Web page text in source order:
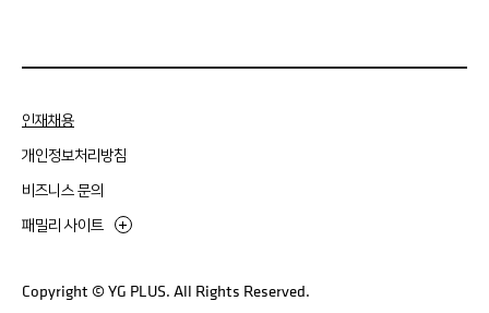
Copyright © YG PLUS. All Rights Reserved.
인재채용
개인정보처리방침
비즈니스 문의
패밀리 사이트